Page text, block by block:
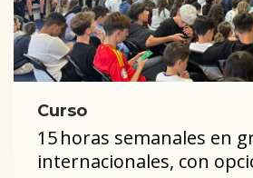
Curso
15 horas semanales en
internacionales, con